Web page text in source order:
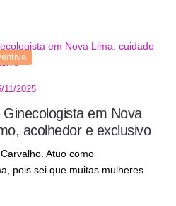
11/2025
em Nova
acolhedor e exclusivo
Atuo como
pois sei que muitas mulheres